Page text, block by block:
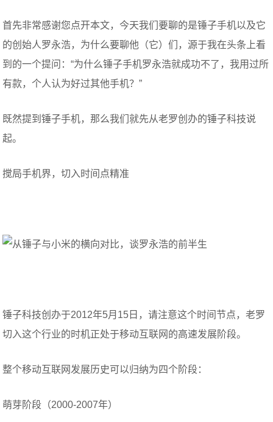
首先非常感谢您点开本文，今天我们要聊的是锤子手机以及它
的创始人罗永浩，为什么要聊他（它）们，源于我在头条上看
到的一个提问：“为什么锤子手机罗永浩就成功不了，我用过所
有款，个人认为好过其他手机？”
既然提到锤子手机，那么我们就先从老罗创办的锤子科技说
起。
搅局手机界，切入时间点精准
锤子科技创办于2012年5月15日，请注意这个时间节点，老罗
切入这个行业的时机正处于移动互联网的高速发展阶段。
整个移动互联网发展历史可以归纳为四个阶段：
萌芽阶段（2000-2007年）